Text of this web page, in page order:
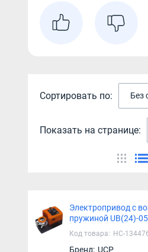
Сортировать по: Без
Показать на странице:
Электропривод с
пружиной UB(24)-
Код товара: НС-
Бренд: UCP